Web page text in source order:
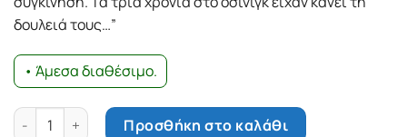
δουλειά τους…”
• Άμεσα διαθέσιμο.
Ο στιγματισμένος ποσότηταΠροσθήκη στο καλάθι